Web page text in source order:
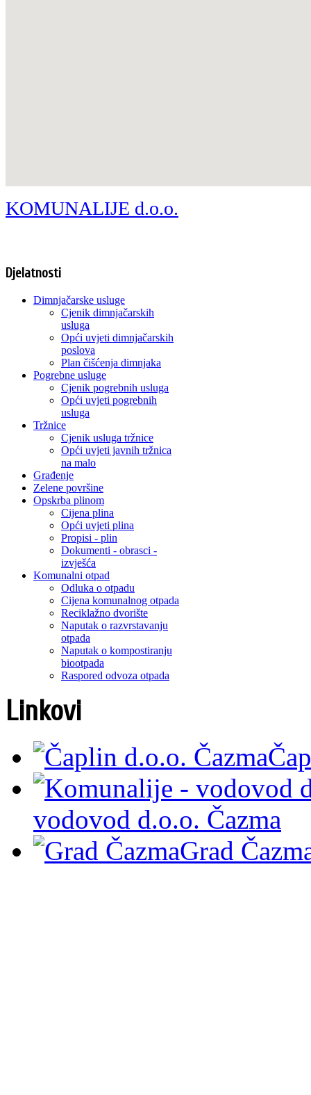
KOMUNALIJE d.o.o.
Djelatnosti
Dimnjačarske usluge
Cjenik dimnjačarskih
usluga
Opći uvjeti dimnjačarskih
poslova
Plan čišćenja dimnjaka
Pogrebne usluge
Cjenik pogrebnih usluga
Opći uvjeti pogrebnih
usluga
Tržnice
Cjenik usluga tržnice
Opći uvjeti javnih tržnica
na malo
Građenje
Zelene površine
Opskrba plinom
Cijena plina
Opći uvjeti plina
Propisi - plin
Dokumenti - obrasci -
izvješća
Komunalni otpad
Odluka o otpadu
Cijena komunalnog otpada
Reciklažno dvorište
Naputak o razvrstavanju
otpada
Naputak o kompostiranju
biootpada
Raspored odvoza otpada
Linkovi
vodovod d.o.o. Čazma
Grad